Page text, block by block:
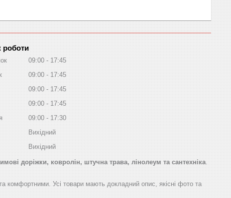
роботи
09:00
17:45
09:00
17:45
09:00
17:45
09:00
17:45
09:00
17:30
Вихідний
Вихідний
доріжки, ковролін, штучна трава, лінолеум та сантехніка
комфортними. Усі товари мають докладний опис, якісні фото та